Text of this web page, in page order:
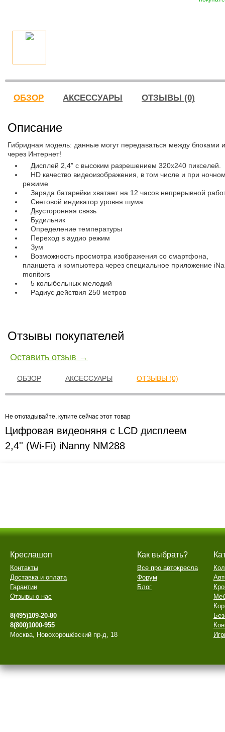
ОБЗОР АКСЕССУАРЫ ОТЗЫВЫ (0)
Описание
Гибридная модель: данные могут передаваться между блоками
через Интернет!
Дисплей 2,4” с высоким разрешением 320х240 пикселей.
HD качество видеоизображения, в том числе и при
режиме
Заряда батарейки хватает на 12 часов непрерывной
Световой индикатор уровня шума
Двусторонняя связь
Будильник
Определение температуры
Переход в аудио режим
Зум
Возможность просмотра изображения со смартфона,
планшета и компьютера через специальное приложение
monitors
5 колыбельных мелодий
Радиус действия 250 метров
Отзывы покупателей
Оставить отзыв →
ОБЗОР АКСЕССУАРЫ ОТЗЫВЫ (0)
Не откладывайте, купите сейчас этот товар
Цифровая видеоняня с LCD дисплеем
2,4'' (Wi-Fi) iNanny NM288
Креслашоп
Контакты
Доставка и оплата
Гарантии
Отзывы о нас
8(495)109-20-80
8(800)1000-955
Москва, Новохорошёвский пр-д, 18
Как выбрать?
Все про автокресла
Форум
Блог